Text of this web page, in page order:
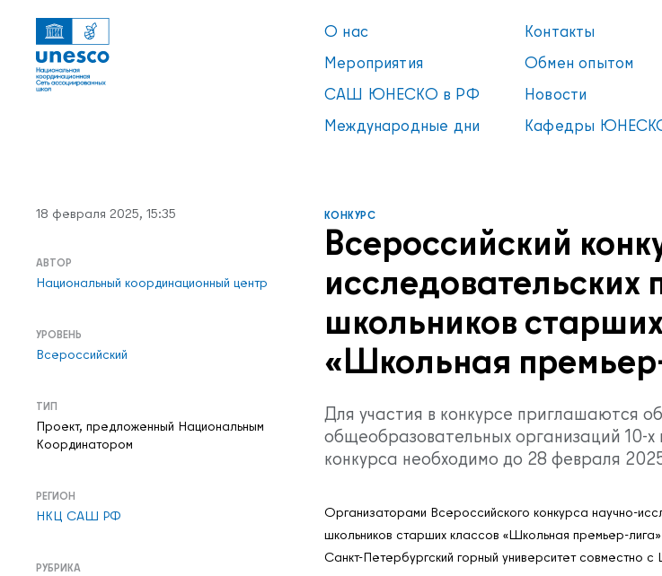
О нас
Контакты
Мероприятия
Обмен опытом
САШ ЮНЕСКО в РФ
Новости
Международные дни
Кафедры
КОНКУРС
Всероссийский
исследовательских
школьников
«Школьная
Для участия в конкурсе приглашаются
общеобразовательных организаций 10-х
конкурса необходимо до 28 февраля
Организаторами Всероссийского конкурса научно-
школьников старших классов «Школьная премьер-
Санкт-Петербургский горный университет
18 февраля 2025, 15:35
АВТОР
Национальный координационный центр
УРОВЕНЬ
Всероссийский
ТИП
Проект, предложенный Национальным
Координатором
РЕГИОН
НКЦ САШ РФ
РУБРИКА
УВЕДОМЛЕНИЕ